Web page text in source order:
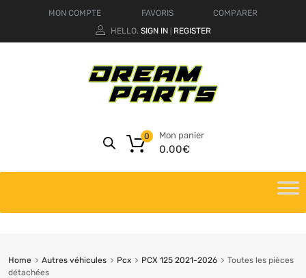
MON COMPTE FAVORIS
COMPARER
HELLO. SIGN IN REGISTER
Mon panier
0.00€
0
Home Autres véhicules Pcx PCX 125 2021-2026
Toutes les pièces
détachées